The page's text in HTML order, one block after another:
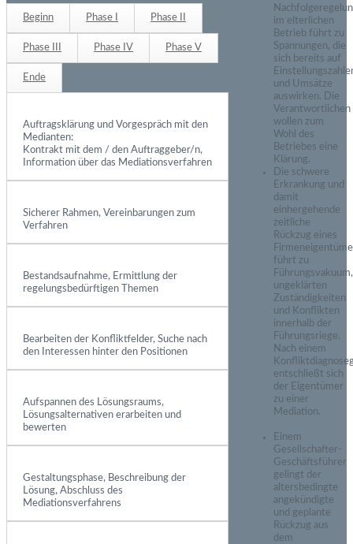
Beginn Phase I Phase II
Phase III Phase IV Phase V
Ende
Auftragsklärung und Vorgespräch mit den
Medianten:
Kontrakt mit dem / den Auftraggeber/n,
Information über das Mediationsverfahren
Sicherer Rahmen, Vereinbarungen zum
Verfahren
Bestandsaufnahme, Ermittlung der
regelungsbedürftigen Themen
Bearbeiten der Konfliktfelder, Suche nach
den Interessen hinter den Positionen
Aufspannen des Lösungsraums,
Lösungsalternativen erarbeiten und
bewerten
Gestaltungsphase, Beschreibung der
Lösung, Abschluss des
Mediationsverfahrens
im elterlichen
Betrieb führt zu
Spannungen, die
sich bereits auf
und Umsätze
auswirken. Die
Verantwortlichen
wollen zum
Wohl des
Betriebes eine
Klärung.
Die schwere
Erkrankung und
damit
einhergehende
zeitliche
Rückzug eines
führt zu
Führungsvakuum,
ungeklärten
Zuständigkeiten
und Konflikten
innerhalb der
Führungsriege.
Nach einem
entschließt sich
der Eigentümer
zu einer
Mediation.
Einem
Gesellschafter-
Geschäftsführer
gelingt der
altersbedingte
angekündigte
und geplante
Rückzug aus
dem